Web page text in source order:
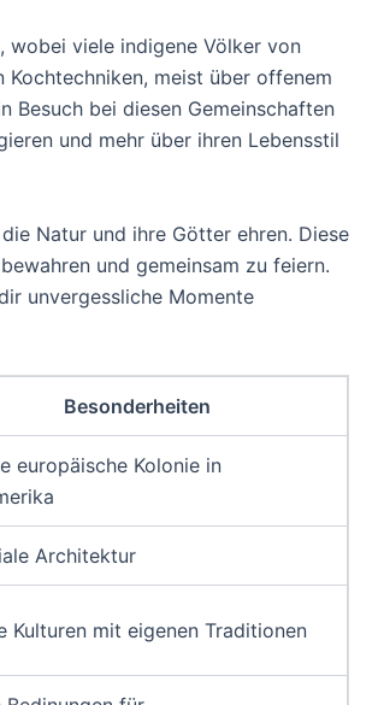
wobei viele indigene Völker von
meist über offenem
Besuch bei diesen Gemeinschaften
und mehr über ihren Lebensstil
Natur und ihre Götter ehren. Diese
und gemeinsam zu feiern.
unvergessliche Momente
Besonderheiten
europäische Kolonie in
Architektur
Kulturen mit eigenen Traditionen